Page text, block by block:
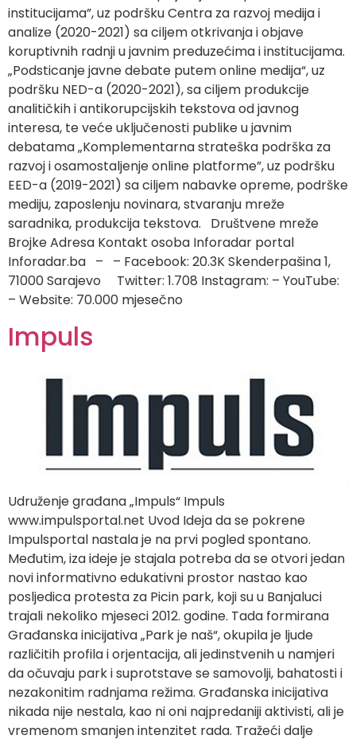
institucijama”, uz podršku Centra za razvoj medija i
analize (2020-2021) sa ciljem otkrivanja i objave
koruptivnih radnji u javnim preduzećima i institucijama.
„Podsticanje javne debate putem online medija“, uz
podršku NED-a (2020-2021), sa ciljem produkcije
analitičkih i antikorupcijskih tekstova od javnog
interesa, te veće uključenosti publike u javnim
debatama „Komplementarna strateška podrška za
razvoj i osamostaljenje online platforme”, uz podršku
EED-a (2019-2021) sa ciljem nabavke opreme, podrške
mediju, zaposlenju novinara, stvaranju mreže
saradnika, produkcija tekstova. Društvene mreže
Brojke Adresa Kontakt osoba Inforadar portal
Inforadar.ba – – Facebook: 20.3K Skenderpašina 1,
71000 Sarajevo Twitter: 1.708 Instagram: – YouTube:
– Website: 70.000 mjesečno
Impuls
Udruženje građana „Impuls“ Impuls
www.impulsportal.net Uvod Ideja da se pokrene
Impulsportal nastala je na prvi pogled spontano.
Međutim, iza ideje je stajala potreba da se otvori jedan
novi informativno edukativni prostor nastao kao
posljedica protesta za Picin park, koji su u Banjaluci
trajali nekoliko mjeseci 2012. godine. Tada formirana
Građanska inicijativa „Park je naš“, okupila je ljude
različitih profila i orjentacija, ali jedinstvenih u namjeri
da očuvaju park i suprotstave se samovolji, bahatosti i
nezakonitim radnjama režima. Građanska inicijativa
nikada nije nestala, kao ni oni najpredaniji aktivisti, ali je
vremenom smanjen intenzitet rada. Tražeći dalje